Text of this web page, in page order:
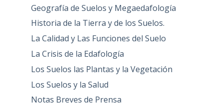
Geografía de Suelos y Megaedafología
Historia de la Tierra y de los Suelos.
La Calidad y Las Funciones del Suelo
La Crisis de la Edafología
Los Suelos las Plantas y la Vegetación
Los Suelos y la Salud
Notas Breves de Prensa